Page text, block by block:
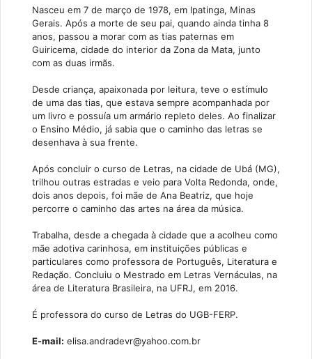
Nasceu em 7 de março de 1978, em Ipatinga, Minas
Gerais. Após a morte de seu pai, quando ainda tinha 8
anos, passou a morar com as tias paternas em
Guiricema, cidade do interior da Zona da Mata, junto
com as duas irmãs.
Desde criança, apaixonada por leitura, teve o estímulo
de uma das tias, que estava sempre acompanhada por
um livro e possuía um armário repleto deles. Ao finalizar
o Ensino Médio, já sabia que o caminho das letras se
desenhava à sua frente.
Após concluir o curso de Letras, na cidade de Ubá (MG),
trilhou outras estradas e veio para Volta Redonda, onde,
dois anos depois, foi mãe de Ana Beatriz, que hoje
percorre o caminho das artes na área da música.
Trabalha, desde a chegada à cidade que a acolheu como
mãe adotiva carinhosa, em instituições públicas e
particulares como professora de Português, Literatura e
Redação. Concluiu o Mestrado em Letras Vernáculas, na
área de Literatura Brasileira, na UFRJ, em 2016.
É professora do curso de Letras do UGB-FERP.
E-mail: elisa.andradevr@yahoo.com.br